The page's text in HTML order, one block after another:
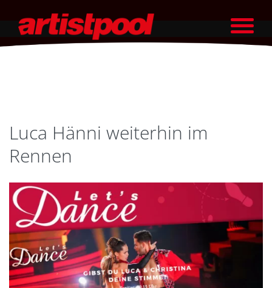
Luca Hänni weiterhin im
Rennen